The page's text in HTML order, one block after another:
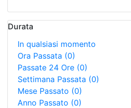
Durata
In qualsiasi momento
Ora Passata (0)
Passate 24 Ore (0)
Settimana Passata (0)
Mese Passato (0)
Anno Passato (0)